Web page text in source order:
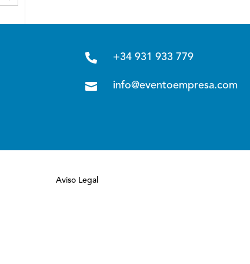
 +34 931 933 779
 info@eventoempresa.com
Aviso Legal